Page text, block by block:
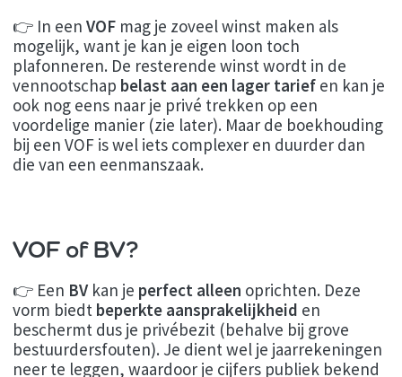
👉 In een VOF mag je zoveel winst maken als
mogelijk, want je kan je eigen loon toch
plafonneren. De resterende winst wordt in de
vennootschap belast aan een lager tarief en kan je
ook nog eens naar je privé trekken op een
voordelige manier (zie later). Maar de boekhouding
bij een VOF is wel iets complexer en duurder dan
die van een eenmanszaak.
VOF of BV?
👉 Een BVkan je perfect alleen oprichten. Deze
vorm biedt beperkte aansprakelijkheid en
beschermt dus je privébezit (behalve bij grove
bestuurdersfouten). Je dient wel je jaarrekeningen
neer te leggen, waardoor je cijfers publiek bekend